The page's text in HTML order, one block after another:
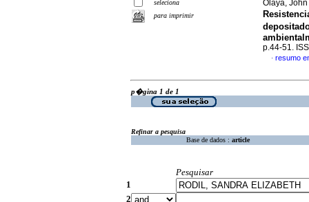
seleciona
para imprimir
Olaya,
p.44-51.
· resumo
p�gina 1 de 1
Refinar a pesquisa
Base de dados : article
Pesquisar
1
2